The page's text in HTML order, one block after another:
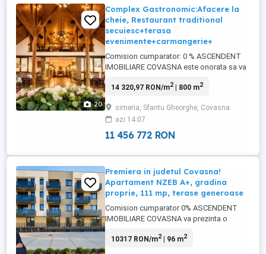
20
Complex Gastronomic:Afacere la
cheie, Restaurant traditional
secuiesc+terasa
evenimente+carmangerie+
Comision cumparator: 0 % ASCENDENT
IMOBILIARE COVASNA este onorata sa va
Gastronomic Premium situat intr-un cadru
creeaza o atmosfera unica de poveste, in
aria centrala a orasului Sfantu Gheorghe.
O prima sectiune este materializata ...
14 320,97 RON/m2| 800 m2
simeria, Sfantu Gheorghe, Covasna
azi 14:07
11 456 772 RON
Premiera in judetul Covasna!
Apartament NZEB A+, gradina
proprie, 111 mp, terase generoase
Comision cumparator 0% ASCENDENT
IMOBILIARE COVASNA va prezinta o
cartier rezidential din Sfantu Gheorghe,
10317 RON/m2| 96 m2